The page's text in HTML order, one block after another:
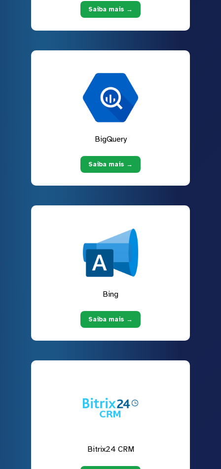
Saiba mais →
BigQuery
Saiba mais →
Bing
Saiba mais →
Bitrix24 CRM